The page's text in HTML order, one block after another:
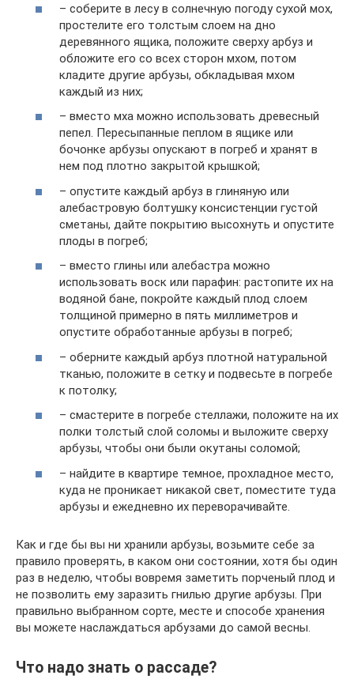
– соберите в лесу в солнечную погоду сухой мох,
простелите его толстым слоем на дно
деревянного ящика, положите сверху арбуз и
обложите его со всех сторон мхом, потом
кладите другие арбузы, обкладывая мхом
каждый из них;
– вместо мха можно использовать древесный
пепел. Пересыпанные пеплом в ящике или
бочонке арбузы опускают в погреб и хранят в
нем под плотно закрытой крышкой;
– опустите каждый арбуз в глиняную или
алебастровую болтушку консистенции густой
сметаны, дайте покрытию высохнуть и опустите
плоды в погреб;
– вместо глины или алебастра можно
использовать воск или парафин: растопите их на
водяной бане, покройте каждый плод слоем
толщиной примерно в пять миллиметров и
опустите обработанные арбузы в погреб;
– оберните каждый арбуз плотной натуральной
тканью, положите в сетку и подвесьте в погребе
к потолку;
– смастерите в погребе стеллажи, положите на их
полки толстый слой соломы и выложите сверху
арбузы, чтобы они были окутаны соломой;
– найдите в квартире темное, прохладное место,
куда не проникает никакой свет, поместите туда
арбузы и ежедневно их переворачивайте.
Как и где бы вы ни хранили арбузы, возьмите себе за
правило проверять, в каком они состоянии, хотя бы один
раз в неделю, чтобы вовремя заметить порченый плод и
не позволить ему заразить гнилью другие арбузы. При
правильно выбранном сорте, месте и способе хранения
вы можете наслаждаться арбузами до самой весны.
Что надо знать о рассаде?